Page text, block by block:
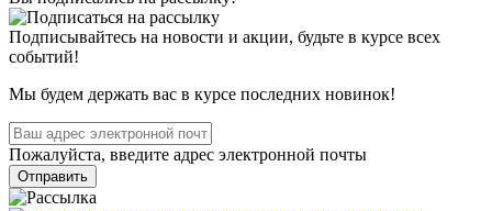
Подписывайтесь на новости и акции, будьте в курсе всех
событий!
Мы будем держать вас в курсе последних новинок!
Пожалуйста, введите адрес электронной почты
Отправить